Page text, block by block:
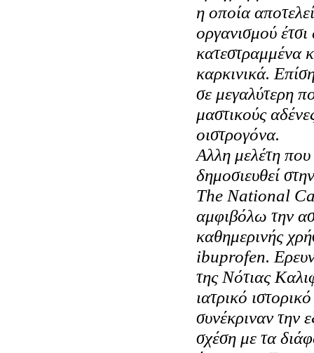
η οποία
οργανισμού
κατεστραμμένα
καρκινικά.
σε μεγαλύτερη
μαστικούς
οιστρογόνα.
Aλλη μελέτη
δημοσιευθεί
The National
αμφιβόλω την
καθημερινής
ibuprofen.
της Nότιας
ιατρικό
συνέκριναν την
σχέση με τα